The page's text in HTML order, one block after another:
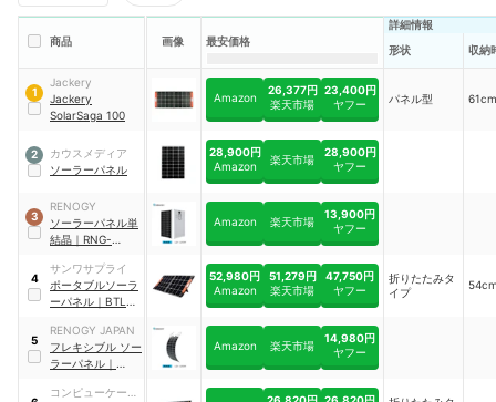
商品 画像 最安価格
詳細情報
形状
収納
1
Jackery
Jackery
SolarSaga 100
Amazon
26,377円
楽天市場
23,400円
ヤフー
パネル型 61cm
2
カウスメディア
ソーラーパネル
28,900円
Amazon
楽天市場
28,900円
ヤフー
3
RENOGY
ソーラーパネル単
結晶 ｜ RNG-
Amazon 楽天市場
13,900円
ヤフー
4
サンワサプライ
ポータブルソーラ
ーパネル ｜ BTL-
52,980円
Amazon
51,279円
楽天市場
47,750円
ヤフー
折りたたみタ
イプ
5
RENOGY JAPAN
フレキシブル ソー
ラーパネル ｜
Amazon 楽天市場
14,980円
ヤフー
コンピューケー